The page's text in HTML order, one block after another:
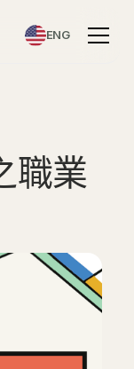
ENG
職業